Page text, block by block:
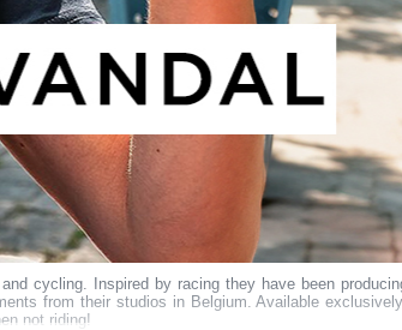
cycling. Inspired by racing they have been
from their studios in Belgium. Available
not riding!